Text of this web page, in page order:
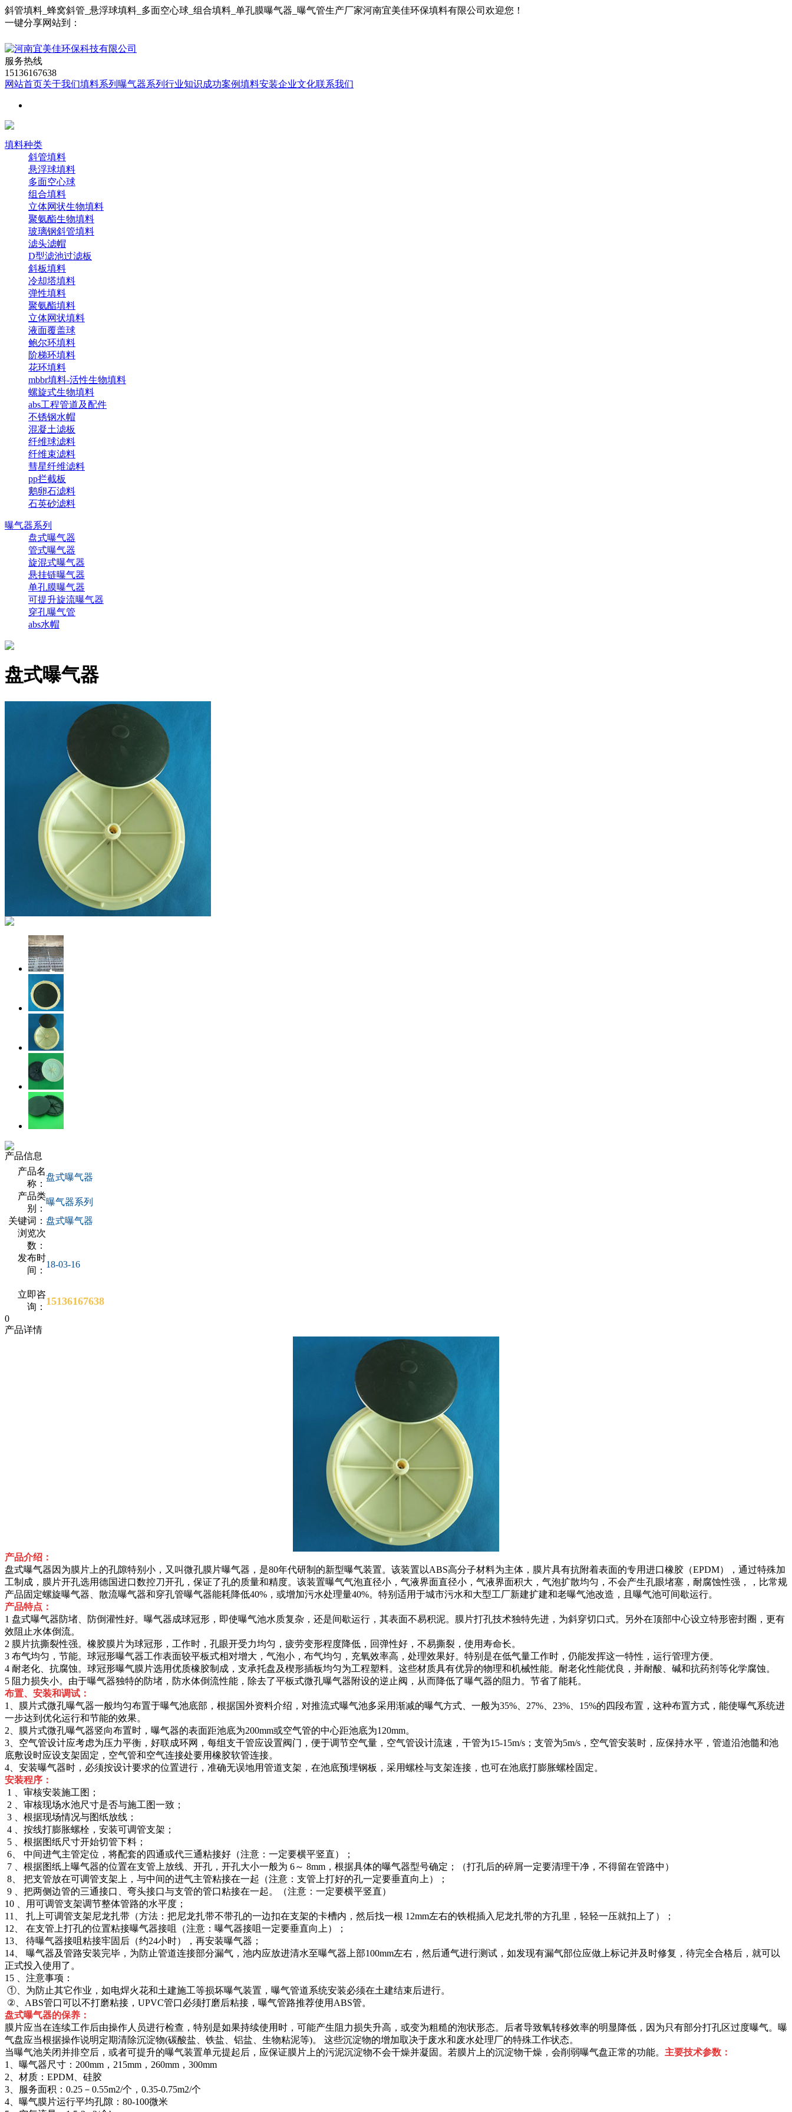
斜管填料_蜂窝斜管_悬浮球填料_多面空心球_组合填料_单孔膜曝气器_曝气管生产厂家河南宜美佳环保填料有限公司欢迎您！
一键分享网站到：
服务热线
15136167638
网站首页关于我们填料系列 曝气器系列 行业知识成功案例填料安装企业文化联系我们
填料种类
斜管填料
悬浮球填料
多面空心球
组合填料
立体网状生物填料
聚氨酯生物填料
玻璃钢斜管填料
滤头滤帽
D型滤池过滤板
斜板填料
冷却塔填料
弹性填料
聚氨酯填料
立体网状填料
液面覆盖球
鲍尔环填料
阶梯环填料
花环填料
mbbr填料-活性生物填料
螺旋式生物填料
abs工程管道及配件
不锈钢水帽
混凝土滤板
纤维球滤料
纤维束滤料
彗星纤维滤料
pp拦截板
鹅卵石滤料
石英砂滤料
曝气器系列
盘式曝气器
管式曝气器
旋混式曝气器
悬挂链曝气器
单孔膜曝气器
可提升旋流曝气器
穿孔曝气管
abs水帽
盘式曝气器
产品信息
产品名
称：
盘式曝气器
产品类
别：
曝气器系列
关键词： 盘式曝气器
浏览次
数：
发布时
间：
18-03-16
立即咨
询： 15136167638
0
产品详情
产品介绍：
盘式曝气器因为膜片上的孔隙特别小，又叫微孔膜片曝气器，是80年代研制的新型曝气装置。该装置以ABS高分子材料为主体，膜片具有抗附着表面的专用进口橡胶（EPDM），通过特殊加
工制成，膜片开孔选用德国进口数控刀开孔，保证了孔的质量和精度。该装置曝气气泡直径小，气液界面直径小，气液界面积大，气泡扩散均匀，不会产生孔眼堵塞，耐腐蚀性强，，比常规
产品固定螺旋曝气器、散流曝气器和穿孔管曝气器能耗降低40%，或增加污水处理量40%。特别适用于城市污水和大型工厂新建扩建和老曝气池改造，且曝气池可间歇运行。
产品特点：
1 盘式曝气器防堵、防倒灌性好。曝气器成球冠形，即使曝气池水质复杂，还是间歇运行，其表面不易积泥。膜片打孔技术独特先进，为斜穿切口式。另外在顶部中心设立特形密封圈，更有
效阻止水体倒流。
2 膜片抗撕裂性强。橡胶膜片为球冠形，工作时，孔眼开受力均匀，疲劳变形程度降低，回弹性好，不易撕裂，使用寿命长。
3 布气均匀，节能。球冠形曝气器工作表面较平板式相对增大，气泡小，布气均匀，充氧效率高，处理效果好。特别是在低气量工作时，仍能发挥这一特性，运行管理方便。
4 耐老化、抗腐蚀。球冠形曝气膜片选用优质橡胶制成，支承托盘及楔形插板均匀为工程塑料。这些材质具有优异的物理和机械性能。耐老化性能优良，并耐酸、碱和抗药剂等化学腐蚀。
5 阻力损失小。由于曝气器独特的防堵，防水体倒流性能，除去了平板式微孔曝气器附设的逆止阀，从而降低了曝气器的阻力。节省了能耗。
布置、安装和调试：
1、膜片式微孔曝气器一般均匀布置于曝气池底部，根据国外资料介绍，对推流式曝气池多采用渐减的曝气方式、一般为35%、27%、23%、15%的四段布置，这种布置方式，能使曝气系统进
一步达到优化运行和节能的效果。
2、膜片式微孔曝气器竖向布置时，曝气器的表面距池底为200mm或空气管的中心距池底为120mm。
3、空气管设计应考虑为压力平衡，好联成环网，每组支干管应设置阀门，便于调节空气量，空气管设计流速，干管为15-15m/s；支管为5m/s，空气管安装时，应保持水平，管道沿池髓和池
底敷设时应设支架固定，空气管和空气连接处要用橡胶软管连接。
4、安装曝气器时，必须按设计要求的位置进行，准确无误地用管道支架，在池底预埋钢板，采用螺栓与支架连接，也可在池底打膨胀螺栓固定。
安装程序：
1 、审核安装施工图；
2 、审核现场水池尺寸是否与施工图一致；
3 、根据现场情况与图纸放线；
4 、按线打膨胀螺栓，安装可调管支架；
5 、根据图纸尺寸开始切管下料；
6、 中间进气主管定位，将配套的四通或代三通粘接好（注意：一定要横平竖直）；
7 、根据图纸上曝气器的位置在支管上放线、开孔，开孔大小一般为 6～ 8mm，根据具体的曝气器型号确定；（打孔后的碎屑一定要清理干净，不得留在管路中）
8、 把支管放在可调管支架上，与中间的进气主管粘接在一起（注意：支管上打好的孔一定要垂直向上）；
9 、把两侧边管的三通接口、弯头接口与支管的管口粘接在一起。（注意：一定要横平竖直）
10 、用可调管支架调节整体管路的水平度；
11、 扎上可调管支架尼龙扎带（方法：把尼龙扎带不带孔的一边扣在支架的卡槽内，然后找一根 12mm左右的铁棍插入尼龙扎带的方孔里，轻轻一压就扣上了）；
12、 在支管上打孔的位置粘接曝气器接咀（注意：曝气器接咀一定要垂直向上）；
13、 待曝气器接咀粘接牢固后（约24小时），再安装曝气器；
14、 曝气器及管路安装完毕，为防止管道连接部分漏气，池内应放进清水至曝气器上部100mm左右，然后通气进行测试，如发现有漏气部位应做上标记并及时修复，待完全合格后，就可以
正式投入使用了。
15 、注意事项：
①、为防止其它作业，如电焊火花和土建施工等损坏曝气装置，曝气管道系统安装必须在土建结束后进行。
②、ABS管口可以不打磨粘接，UPVC管口必须打磨后粘接，曝气管路推荐使用ABS管。
盘式曝气器的保养：
膜片应当在连续工作后由操作人员进行检查，特别是如果持续使用时，可能产生阻力损失升高，或变为粗糙的泡状形态。后者导致氧转移效率的明显降低，因为只有部分打孔区过度曝气。曝
气盘应当根据操作说明定期清除沉淀物(碳酸盐、铁盐、铝盐、生物粘泥等)。 这些沉淀物的增加取决于废水和废水处理厂的特殊工作状态。
当曝气池关闭并排空后，或者可提升的曝气装置单元提起后，应保证膜片上的污泥沉淀物不会干燥并凝固。若膜片上的沉淀物干燥，会削弱曝气盘正常的功能。 主要技术参数：
1、曝气器尺寸：200mm，215mm，260mm，300mm
2、材质：EPDM、硅胶
3、服务面积：0.25－0.55m2/个，0.35-0.75m2/个
4、曝气膜片运行平均孔隙：80-100微米